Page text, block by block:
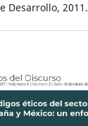
Desarrollo, 2011.